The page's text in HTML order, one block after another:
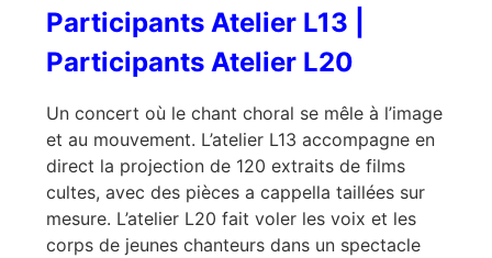
Participants Atelier L13 |
Participants Atelier L20
Un concert où le chant choral se mêle à l’image
et au mouvement. L’atelier L13 accompagne en
direct la projection de 120 extraits de films
cultes, avec des pièces a cappella taillées sur
mesure. L’atelier L20 fait voler les voix et les
corps de jeunes chanteurs dans un spectacle